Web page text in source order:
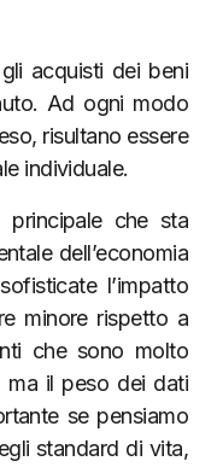
acquisti dei beni
Ad ogni modo
risultano essere
individuale.
che sta
dell’economia
l’impatto
minore rispetto a
che sono molto
ma il peso dei dati
se pensiamo
standard di vita,